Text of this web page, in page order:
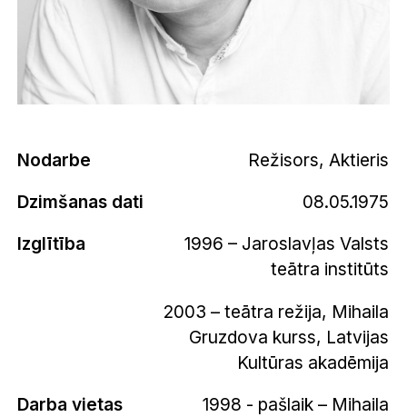
Nodarbe
Režisors, Aktieris
Dzimšanas dati
08.05.1975
Izglītība
1996 – Jaroslavļas Valsts
teātra institūts
2003 – teātra režija, Mihaila
Gruzdova kurss, Latvijas
Kultūras akadēmija
Darba vietas
1998 - pašlaik – Mihaila